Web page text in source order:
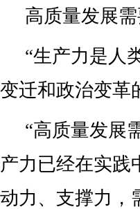
高质量发展
“生产力是人
变迁和政治变革
“高质量发展
产力已经在实践
动力、支撑力，